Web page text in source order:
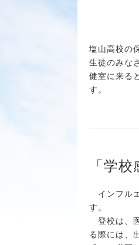
塩山高校の
生徒のみな
健室に来る
す。
「学
インフル
す。
登校は、
る際には、